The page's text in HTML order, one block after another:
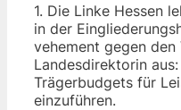
1. Die Linke Hessen
in der
vehement gegen
Landesdirektorin
Trägerbudgets für
einzuführen.